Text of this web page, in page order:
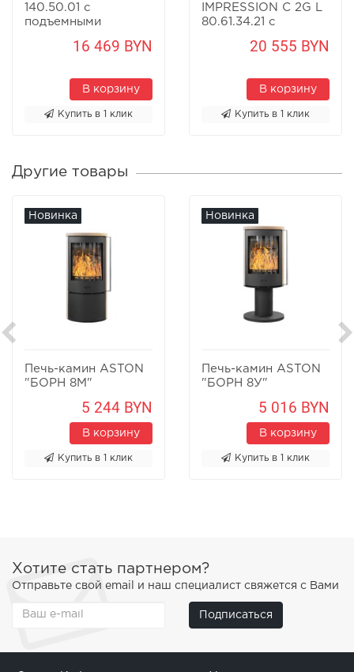
140.50.01 с
подъемными
16 469 BYN
В корзину
Купить в 1 клик
IMPRESSION C 2G L
80.61.34.21 с
стеклами20 555 BYN
В корзину
Купить в 1 клик
Другие товары
Новинка
Печь-камин ASTON
"БОРН 8М"
5 244 BYN
В корзину
Купить в 1 клик
Новинка
Печь-камин ASTON
"БОРН 8У"
5 016 BYN
В корзину
Купить в 1 клик
Хотите стать партнером?
Отправьте свой email и наш специалист свяжется с Вами
Подписаться